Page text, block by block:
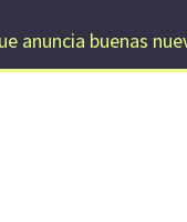
anuncia buenas